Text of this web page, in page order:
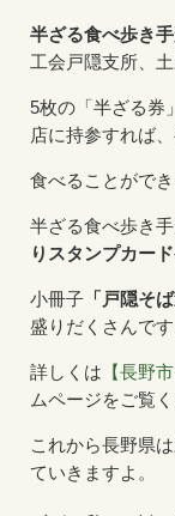
半ざる食べ歩き
工会戸隠支所、
5枚の「半ざる券
店に持参すれば
食べることができ
半ざる食べ歩き
りスタンプカード
小冊子 「戸隠そ
盛りだくさんです
詳しくは 【長野
ムページをご覧く
これから長野県
ていきますよ。